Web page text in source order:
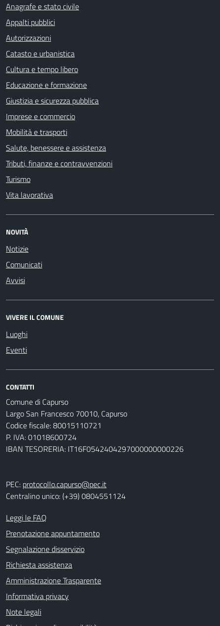
Anagrafe e stato civile
Appalti pubblici
Autorizzazioni
Catasto e urbanistica
Cultura e tempo libero
Educazione e formazione
Giustizia e sicurezza pubblica
Imprese e commercio
Mobilità e trasporti
Salute, benessere e assistenza
Tributi, finanze e contravvenzioni
Turismo
Vita lavorativa
NOVITÀ
Notizie
Comunicati
Avvisi
VIVERE IL COMUNE
Luoghi
Eventi
CONTATTI
Comune di Capurso
Largo San Francesco 70010, Capurso
Codice fiscale: 80015110721
P. IVA: 01018600724
IBAN TESORERIA: IT16F0542404297000000000226
PEC: protocollo.capurso@pec.it
Centralino unico: (+39) 0804551124
Leggi le FAQ
Prenotazione appuntamento
Segnalazione disservizio
Richiesta assistenza
Amministrazione Trasparente
Informativa privacy
Note legali